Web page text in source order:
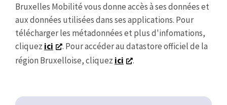
Bruxelles Mobilité vous donne accès à ses données et
aux données utilisées dans ses applications. Pour
télécharger les métadonnées et plus d'infomations,
cliquez ici
. Pour accéder au datastore officiel de la
région Bruxelloise, cliquez ici .